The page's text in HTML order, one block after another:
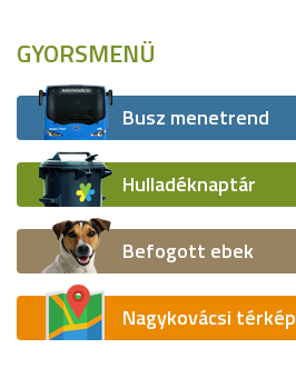
GYORSMENÜ
Busz menetrend
Hulladéknaptár
Befogott ebek
Nagykovácsi térkép